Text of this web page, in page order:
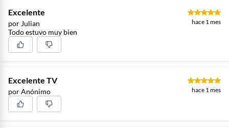
Excelente
por Julian hace 1 mes
Todo estuvo muy bien
Excelente TV
por Anónimo hace 1 mes